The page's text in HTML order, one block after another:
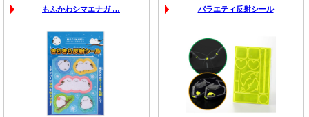
もふかわシマエナガ … バラエティ反射シール